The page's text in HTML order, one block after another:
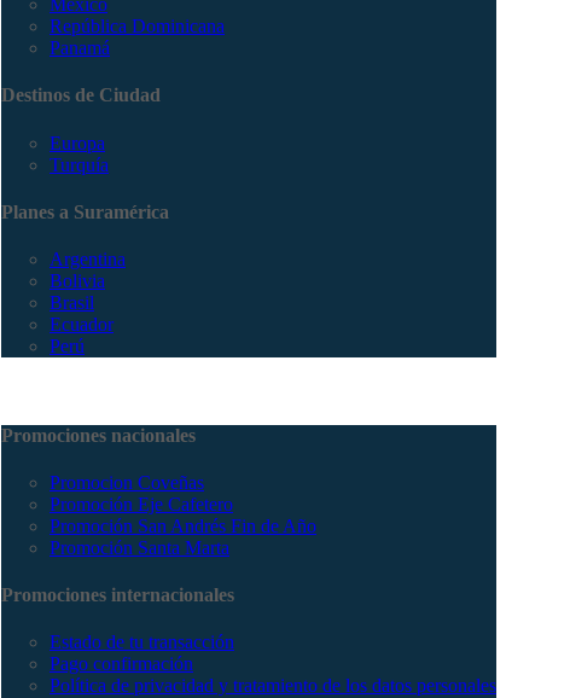
México
República Dominicana
Panamá
Destinos de Ciudad
Europa
Turquía
Planes a Suramérica
Argentina
Bolivia
Brasil
Ecuador
Perú
Promociones nacionales
Promocion Coveñas
Promoción Eje Cafetero
Promoción San Andrés Fin de Año
Promoción Santa Marta
Promociones internacionales
Estado de tu transacción
Pago confirmación
Política de privacidad y tratamiento de los datos personales